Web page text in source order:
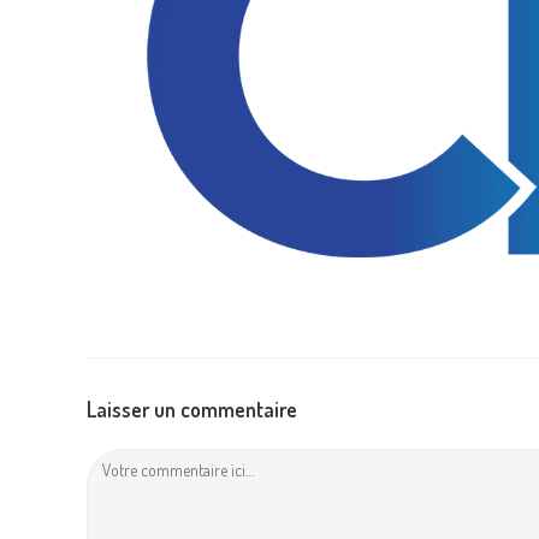
Laisser un commentaire
Comment